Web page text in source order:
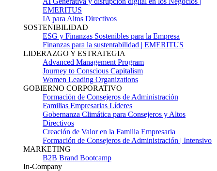
EMERITUS
IA para Altos Directivos
SOSTENIBILIDAD
ESG y Finanzas Sostenibles para la Empresa
Finanzas para la sustentabilidad | EMERITUS
LIDERAZGO Y ESTRATEGIA
Advanced Management Program
Journey to Conscious Capitalism
Women Leading Organizations
GOBIERNO CORPORATIVO
Formación de Consejeros de Administración
Familias Empresarias Líderes
Gobernanza Climática para Consejeros y Altos
Directivos
Creación de Valor en la Familia Empresaria
Formación de Consejeros de Administración | Intensivo
MARKETING
B2B Brand Bootcamp
In-Company